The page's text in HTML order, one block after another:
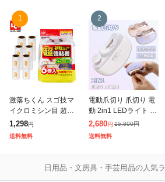
1
激落ちくん スゴ技マ
イクロミシン目 超強
粘 粘着クリーナー ス
ペア 70周6P 粘着クリ
ーナー ミシン目 切り
1,298円
送料無料
2
電動爪切り 爪切り 電
動 2in1 LEDライト 爪
削り 爪磨き つめきり
両用電動爪削り 自動
爪切り ネイルケア 軽
2,680円 15,800円
送料無料
日用品・文房具・手芸用品の人気